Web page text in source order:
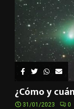
¿Cómo y
31/01/2023 0